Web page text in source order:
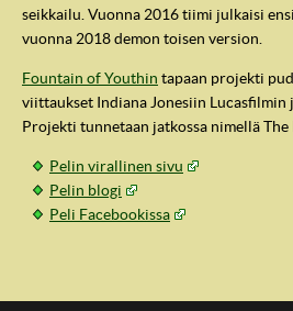
IndyVille
seikkailu. Vuonna 2016 tiimi julkaisi
vuonna 2018 demon toisen version.
Fountain of Youthin tapaan projekti
viittaukset Indiana Jonesiin Lucasfilmin
Projekti tunnetaan jatkossa nimellä The
Pelin virallinen sivu
Pelin blogi
Peli Facebookissa